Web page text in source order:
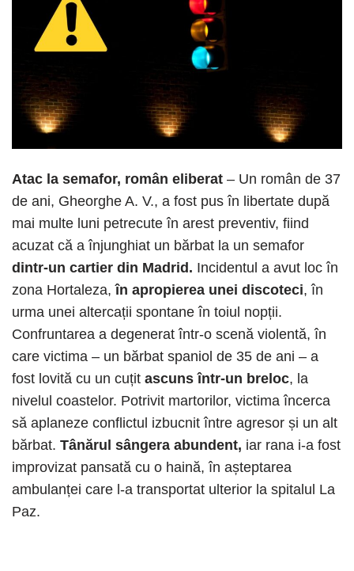
Atac la semafor, român eliberat – Un român de 37
de ani, Gheorghe A. V., a fost pus în libertate după
mai multe luni petrecute în arest preventiv, fiind
acuzat că a înjunghiat un bărbat la un semafor
dintr-un cartier din Madrid. Incidentul a avut loc în
zona Hortaleza,în apropierea unei discoteci, în
urma unei altercații spontane în toiul nopții.
Confruntarea a degenerat într-o scenă violentă, în
care victima – un bărbat spaniol de 35 de ani – a
fost lovită cu un cuțit ascuns într-un breloc, la
nivelul coastelor. Potrivit martorilor, victima încerca
să aplaneze conflictul izbucnit între agresor și un alt
bărbat. Tânărul sângera abundent, iar rana i-a fost
improvizat pansată cu o haină, în așteptarea
ambulanței care l-a transportat ulterior la spitalul La
Paz.